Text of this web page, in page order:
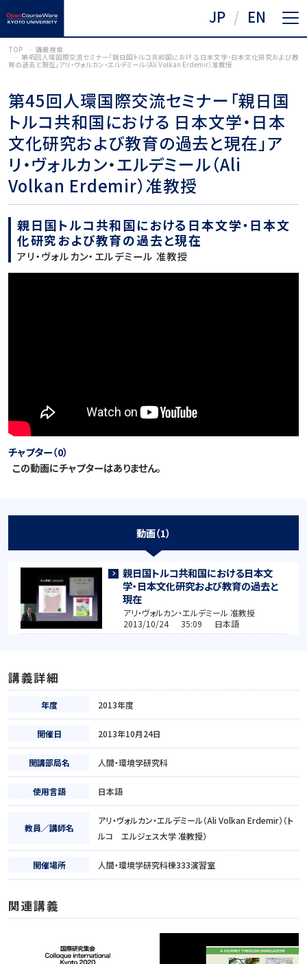
JP EN
TOP 講義検索
第45回人環国際交流セミナー「親日国トルコ共和国における 日本文学・日本文化研究および教
育の過去と現在」アリ・ヴォルカン・エルデミール（Ali Volkan Erdemir）准教授
第45回人環国際交流セミナー「親日国
トルコ共和国における 日本文学・日本
文化研究および教育の過去と現在」ア
リ・ヴォルカン・エルデミール（Ali
Volkan Erdemir）准教授
親日国トルコ共和国における日本文学・日本文
化研究および教育の過去と現在
アリ・ヴォルカン・エルデミール 准教授
チャプター（0）
この動画にチャプターはありません。
動画（1）
親日国トルコ共和国における日本文
学・日本文化研究および教育の過去と
現在
アリ・ヴォルカン・エルデミール 准教授
2013/10/24 35:09 日本語
講義詳細
年度 2013年度
開催日 2013年10月24日
開講部局名 人間・環境学研究科
使用言語 日本語
教員／講師名
アリ・ヴォルカン・エルデミール（Ali Volkan Erdemir）（ト
ルコ エルジェス大学 准教授）
開催場所 人間・環境学研究科棟333演習室
関連講義